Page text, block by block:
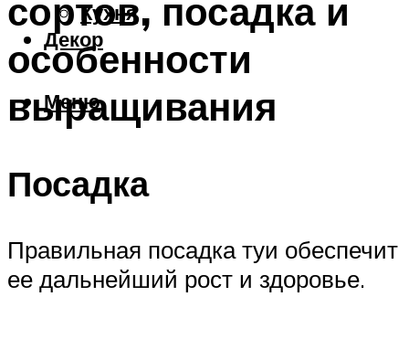
Кухня
Декор
Меню
сортов, посадка и
особенности
выращивания
Посадка
Правильная посадка туи обеспечит
ее дальнейший рост и здоровье.